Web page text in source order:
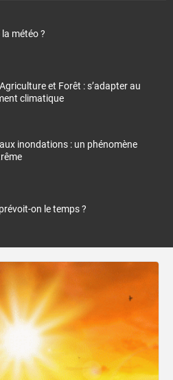
météo ?
et Forêt : s’adapter au
climatique
inondations : un phénomène
on le temps ?